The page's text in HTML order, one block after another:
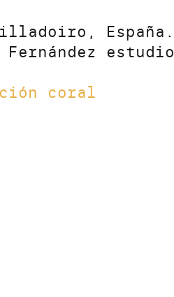
España.
estudio
coral